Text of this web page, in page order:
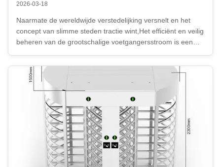
2026-03-18
Naarmate de wereldwijde verstedelijking versnelt en het
concept van slimme steden tractie wint,Het efficiënt en veilig
beheren van de grootschalige voetgangersstroom is een
metropoolgebiedenAls de centrale uitvoerings-eenheid van
toegangscontrole en ...